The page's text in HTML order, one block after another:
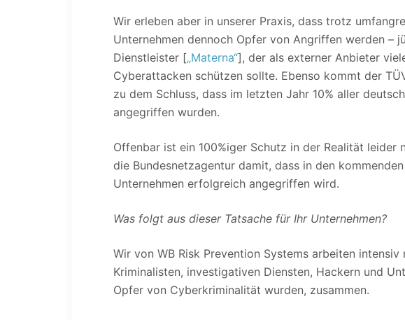
Wir erleben aber in unserer Praxis, dass trotz
Unternehmen dennoch Opfer von Angriffen werden –
Dienstleister [„Materna“], der als externer Anbieter
Cyberattacken schützen sollte. Ebenso kommt der
zu dem Schluss, dass im letzten Jahr 10% aller
angegriffen wurden.
Offenbar ist ein 100%iger Schutz in der Realität leider
die Bundesnetzagentur damit, dass in den
Unternehmen erfolgreich angegriffen wird.
Was folgt aus dieser Tatsache für Ihr Unternehmen?
Wir von WB Risk Prevention Systems arbeiten
Kriminalisten, investigativen Diensten, Hackern und
Opfer von Cyberkriminalität wurden, zusammen.